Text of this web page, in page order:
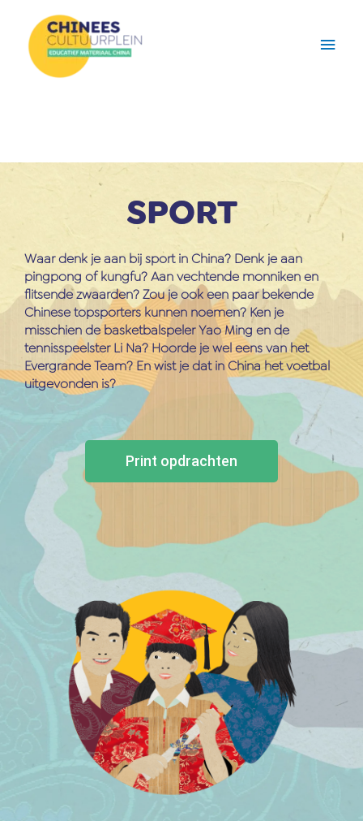
inhoud
SPORT
Waar denk je aan bij sport in China? Denk je aan
pingpong of kungfu? Aan vechtende monniken en
flitsende zwaarden? Zou je ook een paar bekende
Chinese topsporters kunnen noemen? Ken je
misschien de basketbalspeler Yao Ming en de
tennisspeelster Li Na? Hoorde je wel eens van het
Evergrande Team? En wist je dat in China het voetbal
uitgevonden is?
Print opdrachten